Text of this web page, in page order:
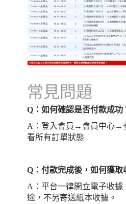
常見問題
Q：如何確認是否付款成功
A：登入會員→會員中心→
看所有訂單狀態
Q：付款完成後，如何獲取
A：平台一律開立電子收據
途，不另寄送紙本收據。